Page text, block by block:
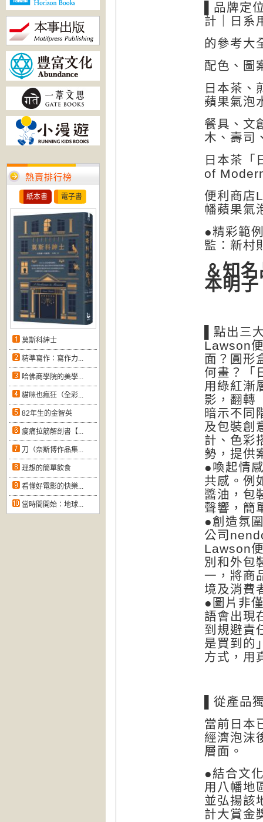
熱賣排行榜
紙本書 電子書
莫斯科紳士
精準寫作：寫作力...
哈佛商學院的美學...
貓咪也瘋狂（全彩...
82年生的金智英
痠痛拉筋解剖書【...
刀（奈斯博作品集...
理想的簡單飲食
看懂好電影的快樂...
當時間開始：地球...
品牌定
計｜日系
的參考大
配色、圖
日本茶、
蘋果氣泡
餐具、文
木、壽
日本茶「
of
便利商店
幡蘋果氣
●精彩範
監：新村
＆知
本明
▌點出三
Lawson
面 ？圓形
何畫？「
用綠紅漸
影，翻轉
暗示不同
及包裝創
計、色彩
勢，提供
●喚起情
共感。例
醬油，包
聲響，簡
●創造氛
公司
Lawson
別和外包
一，將商
境及消費
●圖片非
語會出現
到規避責
是買到的
方式，用
▌從產品
當前日本
經濟泡沫
層面。
●結合文
用八幡地
並弘揚該
計大賞金